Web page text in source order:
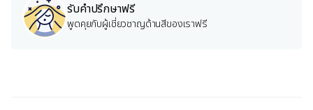
รับคำปรึกษาฟรี
พูดคุยกับผู้เชี่ยวชาญด้านสีของเราฟรี